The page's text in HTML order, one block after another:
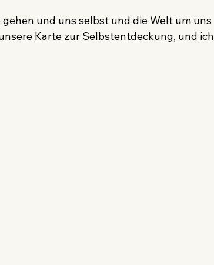
und uns selbst und die Welt um uns
Karte zur Selbstentdeckung, und ich